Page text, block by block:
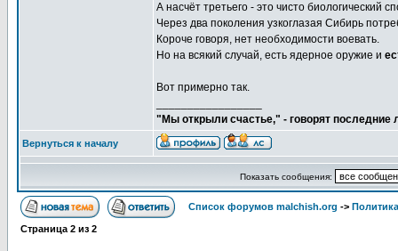
А насчёт третьего - это чисто биологический
Через два поколения узкоглазая Сибирь
Короче говоря, нет необходимости воевать.
Но на всякий случай, есть ядерное оружие и
Вот примерно так.
"Мы открыли счастье," - говорят
Вернуться к началу
Показать сообщения:
Список форумов malchish.org ->
Страница 2 из 2